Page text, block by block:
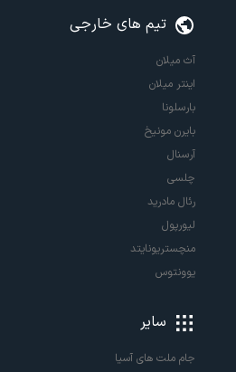
تیم های خارجی
آث میلان
اینتر میلان
بارسلونا
بایرن مونیخ
آرسنال
چلسی
رئال مادرید
لیورپول
منچستریونایتد
یوونتوس
سایر
جام ملت های آسیا